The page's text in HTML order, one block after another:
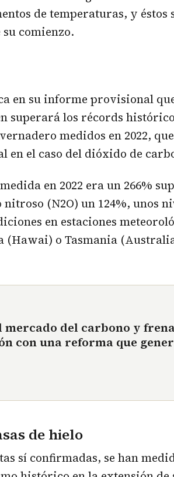
de temperaturas, y éstos
comienzo.
en su informe provisional
superará los récords
medidos en 2022,
el caso del dióxido de
en 2022 era un 266%
(N2O) un 124%, unos
en estaciones
(Hawai) o Tasmania
mercado del carbono y
con una reforma que
de hielo
sí confirmadas, se han